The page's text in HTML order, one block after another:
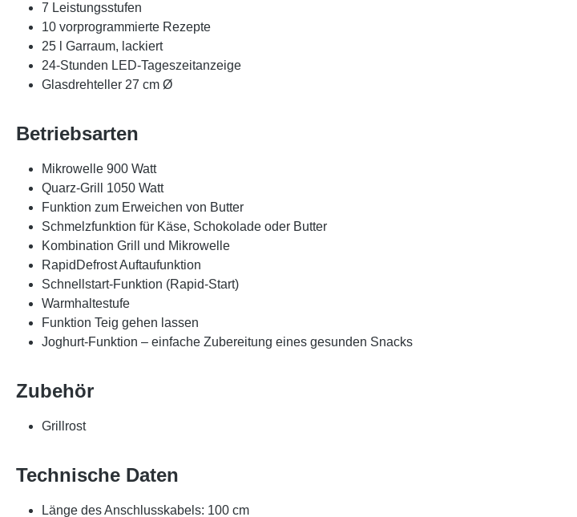
7 Leistungsstufen
10 vorprogrammierte Rezepte
25 l Garraum, lackiert
24-Stunden LED-Tageszeitanzeige
Glasdrehteller 27 cm Ø
Betriebsarten
Mikrowelle 900 Watt
Quarz-Grill 1050 Watt
Funktion zum Erweichen von Butter
Schmelzfunktion für Käse, Schokolade oder Butter
Kombination Grill und Mikrowelle
RapidDefrost Auftaufunktion
Schnellstart-Funktion (Rapid-Start)
Warmhaltestufe
Funktion Teig gehen lassen
Joghurt-Funktion – einfache Zubereitung eines gesunden Snacks
Zubehör
Grillrost
Technische Daten
Länge des Anschlusskabels: 100 cm